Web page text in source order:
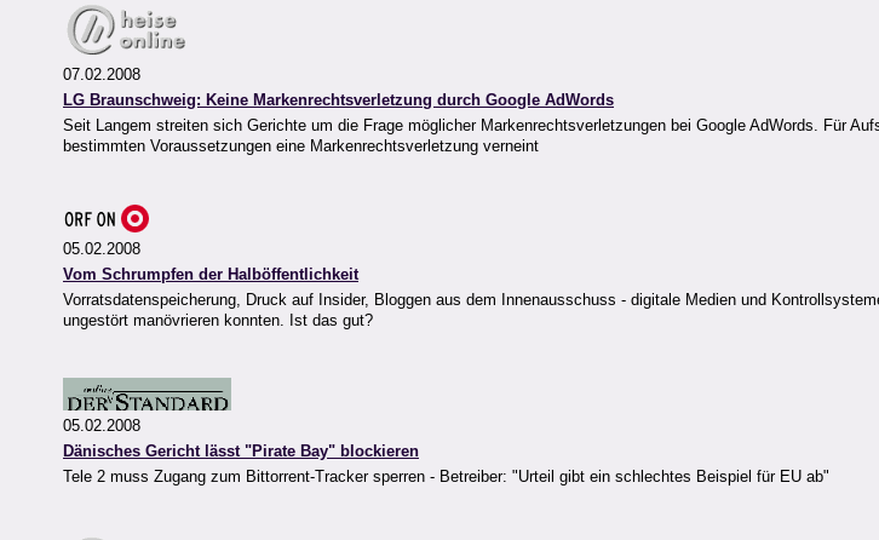
07.02.2008
LG Braunschweig: Keine Markenrechtsverletzung durch Google AdWords
Seit Langem streiten sich Gerichte um die Frage möglicher Markenrechtsverletzungen bei Google AdWords. Für
bestimmten Voraussetzungen eine Markenrechtsverletzung verneint
05.02.2008
Vom Schrumpfen der Halböffentlichkeit
Vorratsdatenspeicherung, Druck auf Insider, Bloggen aus dem Innenausschuss - digitale Medien und
ungestört manövrieren konnten. Ist das gut?
05.02.2008
Dänisches Gericht lässt "Pirate Bay" blockieren
Tele 2 muss Zugang zum Bittorrent-Tracker sperren - Betreiber: "Urteil gibt ein schlechtes Beispiel für EU ab"